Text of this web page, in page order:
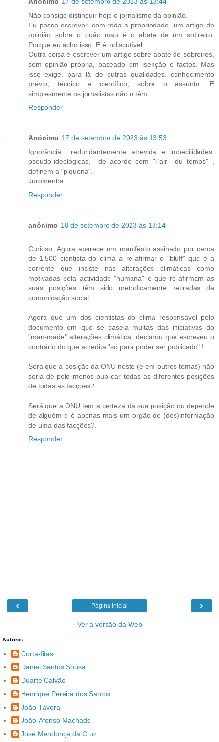
Não consigo distinguir hoje o jornalismo da opinião.
Eu posso escrever, com toda a propriedade, um artigo de
opinião sobre o quão mau é o abate de um sobreiro.
Porque eu acho isso. E é indiscutível.
Outra coisa é escrever um artigo sobre abate de sobreiros,
sem opinião própria, baseado em isenção e factos. Mas
isso exige, para lá de outras qualidades, conhecimento
prévio, técnico e científico, sobre o assunto. E
simplesmente os jornalistas não o têm.
Responder
Anónimo 17 de setembro de 2023 às 13:53
Ignorância redundantemente atrevida e imbecilidades
pseudo-ideológicas, de acordo com "l`air du temps" ,
definem a "piquena".
Juromenha
Responder
anónimo 18 de setembro de 2023 às 18:14
Curioso. Agora aparece um manifesto assinado por cerca
de 1.500 cientista do clima a re-afirmar o "bluff" que é a
corrente que insiste nas alterações climáticas como
motivadas pela actividade "humana" e que re-afirmam as
suas posições têm sido metodicamente retiradas da
comunicação social.
Agora que um dos cientistas do clima responsável pelo
documento em que se baseia muitas das iniciativas do
"man-made" alterações climática, declarou que escreveu o
contrário do que acredita "só para poder ser publicado" !.
Será que a posição da ONU neste (e em outros temas) não
seria de pelo menos publicar todas as diferentes posições
de todas as facções?.
Será que a ONU tem a certeza da sua posição ou depende
de alguém e é apenas mais um orgão de (des)informação
de uma das facções?.
Responder
‹ ›
Página inicial
Ver a versão da Web
Autores
Corta-fitas
Daniel Santos Sousa
Duarte Calvão
Henrique Pereira dos Santos
João Távora
João-Afonso Machado
José Mendonça da Cruz